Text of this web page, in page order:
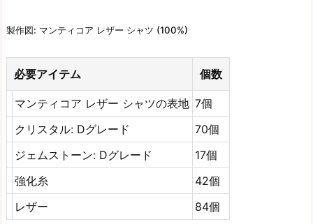
製作図: マンティコア レザー シャツ (100%)
必要アイテム 個数
マンティコア レザー シャツの表地 7個
クリスタル: Dグレード
70個
ジェムストーン: Dグレード
17個
強化糸
42個
レザー
84個